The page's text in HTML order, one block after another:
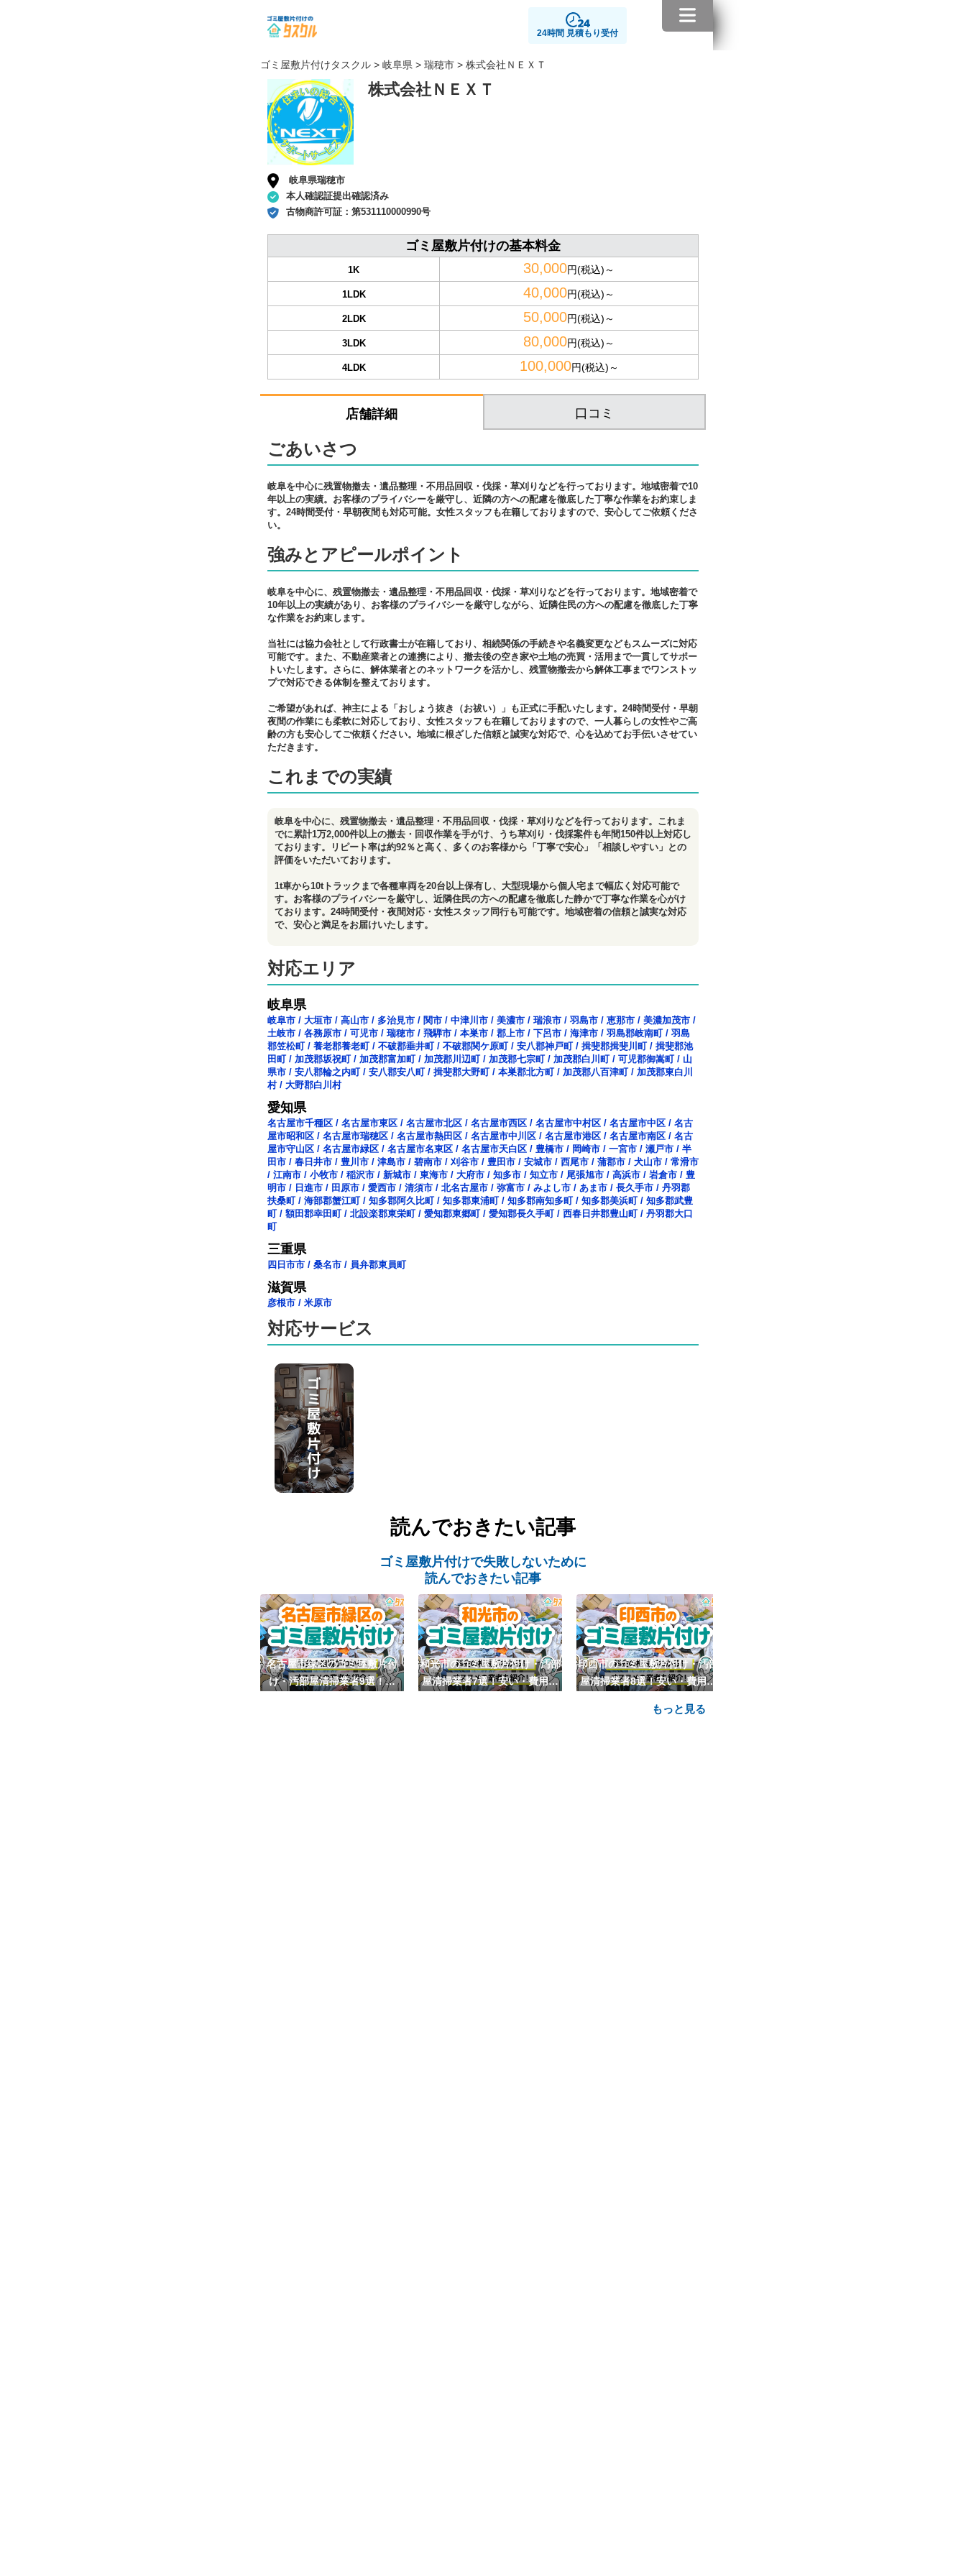
24時間 見積もり受付
ゴミ屋敷片付けタスクル > 岐阜県 > 瑞穂市 > 株式会社ＮＥＸＴ
株式会社ＮＥＸＴ
岐阜県瑞穂市
本人確認証提出確認済み
古物商許可証： 第531110000990号
ゴミ屋敷片付けの基本料金
1K 30,000円(税込)～
1LDK 40,000円(税込)～
2LDK 50,000円(税込)～
3LDK 80,000円(税込)～
4LDK 100,000円(税込)～
店舗詳細 口コミ
ごあいさつ
岐阜を中心に残置物撤去・遺品整理・不用品回収・伐採・草刈りなどを行っております。地域密着で10
年以上の実績。お客様のプライバシーを厳守し、近隣の方への配慮を徹底した丁寧な作業をお約束しま
す。24時間受付・早朝夜間も対応可能。女性スタッフも在籍しておりますので、安心してご依頼くださ
い。
強みとアピールポイント
岐阜を中心に、残置物撤去・遺品整理・不用品回収・伐採・草刈りなどを行っております。地域密着で
10年以上の実績があり、お客様のプライバシーを厳守しながら、近隣住民の方への配慮を徹底した丁寧
な作業をお約束します。
当社には協力会社として行政書士が在籍しており、相続関係の手続きや名義変更などもスムーズに対応
可能です。また、不動産業者との連携により、撤去後の空き家や土地の売買・活用まで一貫してサポー
トいたします。さらに、解体業者とのネットワークを活かし、残置物撤去から解体工事までワンストッ
プで対応できる体制を整えております。
ご希望があれば、神主による「おしょう抜き（お祓い）」も正式に手配いたします。24時間受付・早朝
夜間の作業にも柔軟に対応しており、女性スタッフも在籍しておりますので、一人暮らしの女性やご高
齢の方も安心してご依頼ください。地域に根ざした信頼と誠実な対応で、心を込めてお手伝いさせてい
ただきます。
これまでの実績
岐阜を中心に、残置物撤去・遺品整理・不用品回収・伐採・草刈りなどを行っております。これま
でに累計1万2,000件以上の撤去・回収作業を手がけ、うち草刈り・伐採案件も年間150件以上対応し
ております。リピート率は約92％と高く、多くのお客様から「丁寧で安心」「相談しやすい」との
評価をいただいております。
1t車から10tトラックまで各種車両を20台以上保有し、大型現場から個人宅まで幅広く対応可能で
す。お客様のプライバシーを厳守し、近隣住民の方への配慮を徹底した静かで丁寧な作業を心がけ
ております。24時間受付・夜間対応・女性スタッフ同行も可能です。地域密着の信頼と誠実な対応
で、安心と満足をお届けいたします。
対応エリア
岐阜県
岐阜市 / 大垣市 / 高山市 / 多治見市 / 関市 / 中津川市 / 美濃市 / 瑞浪市 / 羽島市 / 恵那市 / 美濃加茂市 /
土岐市 / 各務原市 / 可児市 / 瑞穂市 / 飛騨市 / 本巣市 / 郡上市 / 下呂市 / 海津市 / 羽島郡岐南町/ 羽島
郡笠松町/ 養老郡養老町/ 不破郡垂井町/ 不破郡関ケ原町/ 安八郡神戸町/ 揖斐郡揖斐川町/ 揖斐郡池
田町/ 加茂郡坂祝町/ 加茂郡富加町/ 加茂郡川辺町/ 加茂郡七宗町/ 加茂郡白川町/ 可児郡御嵩町/ 山
県市 / 安八郡輪之内町/ 安八郡安八町/ 揖斐郡大野町/ 本巣郡北方町/ 加茂郡八百津町/ 加茂郡東白川
村/ 大野郡白川村
愛知県
名古屋市千種区 / 名古屋市東区 / 名古屋市北区 / 名古屋市西区 / 名古屋市中村区 / 名古屋市中区 / 名古
屋市昭和区 / 名古屋市瑞穂区 / 名古屋市熱田区 / 名古屋市中川区 / 名古屋市港区 / 名古屋市南区 / 名古
屋市守山区 / 名古屋市緑区 / 名古屋市名東区 / 名古屋市天白区 / 豊橋市 / 岡崎市 / 一宮市 / 瀬戸市 / 半
田市 / 春日井市 / 豊川市 / 津島市 / 碧南市 / 刈谷市 / 豊田市 / 安城市 / 西尾市 / 蒲郡市 / 犬山市 / 常滑市
/ 江南市 / 小牧市 / 稲沢市 / 新城市 / 東海市 / 大府市 / 知多市 / 知立市 / 尾張旭市 / 高浜市 / 岩倉市 / 豊
明市 / 日進市 / 田原市 / 愛西市 / 清須市 / 北名古屋市 / 弥富市 / みよし市 / あま市 / 長久手市 / 丹羽郡
扶桑町/ 海部郡蟹江町/ 知多郡阿久比町/ 知多郡東浦町/ 知多郡南知多町/ 知多郡美浜町/ 知多郡武豊
町/ 額田郡幸田町/ 北設楽郡東栄町/ 愛知郡東郷町/ 愛知郡長久手町/ 西春日井郡豊山町/ 丹羽郡大口
町
三重県
四日市市 / 桑名市 / 員弁郡東員町
滋賀県
彦根市 / 米原市
対応サービス
読んでおきたい記事
ゴミ屋敷片付けで失敗しないために
読んでおきたい記事
名古屋市緑区のゴミ屋敷片付
け・汚部屋清掃業者9選！安
和光市のゴミ屋敷片付け・汚部
屋清掃業者7選！安い・費用相
印西市のゴミ屋敷片付け・汚部
屋清掃業者8選！安い・費用相
もっと見る